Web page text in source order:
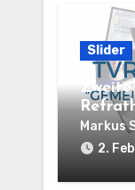
Slider
Zweite
Markus
2.